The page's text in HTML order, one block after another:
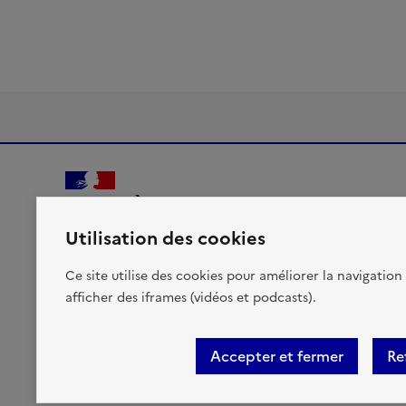
Utilisation des cookies
Ce site utilise des cookies pour améliorer la
afficher des iframes (vidéos et podcasts).
Accepter et fermer
MINISTÈRES
TRANSITION ÉCOLOGIQUE
AMÉNAGEMENT DU TERRITOIRE
VILLE ET LOGEMENT
Accessibilité : partiellement conforme Mentions légales